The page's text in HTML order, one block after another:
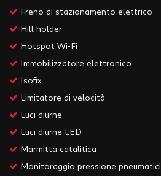
Freno di stazionamento elettrico
Hill holder
Hotspot Wi-Fi
Immobilizzatore elettronico
Isofix
Limitatore di velocità
Luci diurne
Luci diurne LED
Marmitta catalitica
Monitoraggio pressione pneumatici